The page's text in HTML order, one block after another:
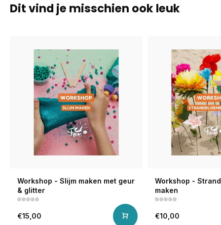
Dit vind je misschien ook leuk
Workshop - Slijm maken met geur
& glitter
€15,00
Workshop -
maken
€10,00